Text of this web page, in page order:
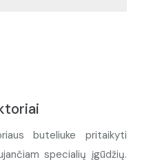
buteliuke pritaikyti
specialių įgūdžių.